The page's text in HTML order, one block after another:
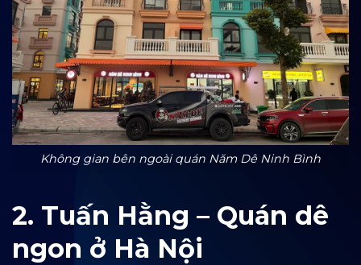
Không gian bên ngoài quán Năm Dê Ninh Bình
2. Tuấn Hằng – Quán dê
ngon ở Hà Nội